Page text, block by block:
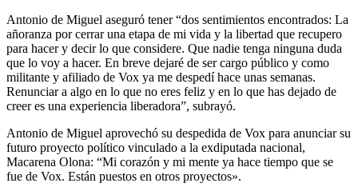
Antonio de Miguel aseguró tener “dos sentimientos encontrados: La
añoranza por cerrar una etapa de mi vida y la libertad que recupero
para hacer y decir lo que considere. Que nadie tenga ninguna duda
que lo voy a hacer. En breve dejaré de ser cargo público y como
militante y afiliado de Vox ya me despedí hace unas semanas.
Renunciar a algo en lo que no eres feliz y en lo que has dejado de
creer es una experiencia liberadora”, subrayó.
Antonio de Miguel aprovechó su despedida de Vox para anunciar su
futuro proyecto político vinculado a la exdiputada nacional,
Macarena Olona: “Mi corazón y mi mente ya hace tiempo que se
fue de Vox. Están puestos en otros proyectos».